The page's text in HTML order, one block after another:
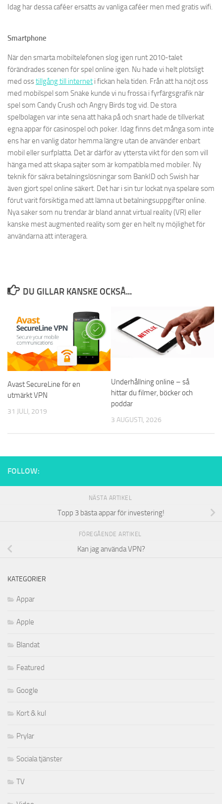
Idag har dessa caféer ersatts av vanliga caféer men med gratis wifi.
Smartphone
När den smarta mobiltelefonen slog igen runt 2010-talet
förändrades scenen för spel online igen. Nu hade vi helt plötsligt
med osstillgång till internet i fickan hela tiden. Från att ha nöjt oss
med mobilspel som Snake kunde vi nu frossa i fyrfärgsgrafik när
spel som Candy Crush och Angry Birds tog vid. De stora
spelbolagen var inte sena att haka på och snart hade de tillverkat
egna appar för casinospel och poker. Idag finns det många som inte
ens har en vanlig dator hemma längre utan de använder enbart
mobil eller surfplatta. Det är därför av yttersta vikt för den som vill
hänga med att skapa sajter som är kompatibla med mobiler. Ny
teknik för säkra betalningslösningar som BankID och Swish har
även gjort spel online säkert. Det har i sin tur lockat nya spelare som
förut varit försiktiga med att lämna ut betalningsuppgifter online.
Nya saker som nu trendar är bland annat virtual reality (VR) eller
kanske mest augmented reality som ger en helt ny möjlighet för
användarna att interagera.
DU GILLAR KANSKE OCKSÅ...
Avast SecureLine för en
utmärkt VPN
31 JULI, 2019
Underhållning online – så
hittar du filmer, böcker och
poddar
3 AUGUSTI, 2026
FOLLOW:
NÄSTA ARTIKEL
Topp 3 bästa appar för investering!
FÖREGÅENDE ARTIKEL
Kan jag använda VPN?
KATEGORIER
Appar
Apple
Blandat
Featured
Google
Kort & kul
Prylar
Sociala tjänster
TV